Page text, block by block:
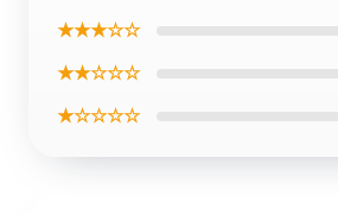
★★★☆☆
★★☆☆☆
★☆☆☆☆